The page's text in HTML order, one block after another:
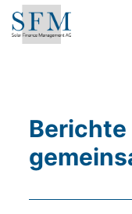
Berichte